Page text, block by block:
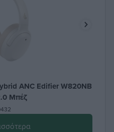
ANC Edifier W820NB
Μπέζ